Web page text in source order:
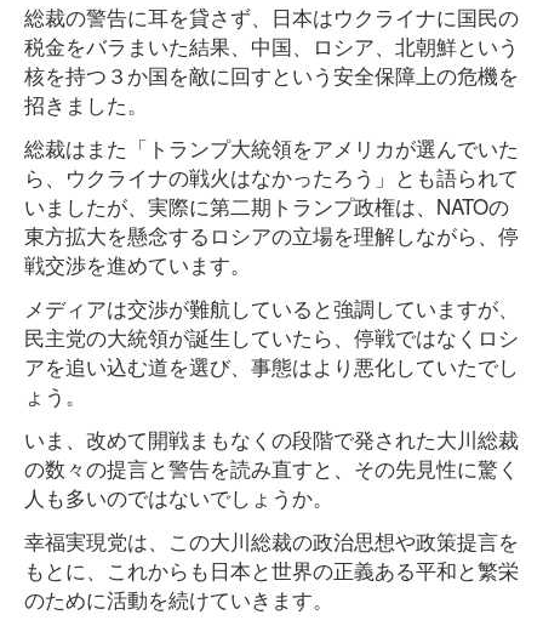
総裁の警告に耳を貸さず、日本はウクライナに国民の
税金をバラまいた結果、中国、ロシア、北朝鮮という
核を持つ３か国を敵に回すという安全保障上の危機を
招きました。
総裁はまた「トランプ大統領をアメリカが選んでいた
ら、ウクライナの戦火はなかったろう」とも語られて
いましたが、実際に第二期トランプ政権は、NATOの
東方拡大を懸念するロシアの立場を理解しながら、停
戦交渉を進めています。
メディアは交渉が難航していると強調していますが、
民主党の大統領が誕生していたら、停戦ではなくロシ
アを追い込む道を選び、事態はより悪化していたでし
ょう。
いま、改めて開戦まもなくの段階で発された大川総裁
の数々の提言と警告を読み直すと、その先見性に驚く
人も多いのではないでしょうか。
幸福実現党は、この大川総裁の政治思想や政策提言を
もとに、これからも日本と世界の正義ある平和と繁栄
のために活動を続けていきます。